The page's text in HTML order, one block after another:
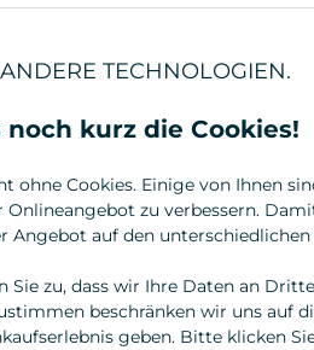
3.330,00 €* / 1 Liter
TECHNOLOGIEN.
kurz die Cookies!
Cookies. Einige von Ihnen
zu verbessern.
auf den unterschiedlichen
Sie zu, dass wir Ihre Daten an
beschränken wir uns auf
geben. Bitte klicken